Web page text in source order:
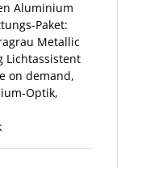
Aluminium
Paket:
Metallic
Lichtassistent
on demand,
Optik,